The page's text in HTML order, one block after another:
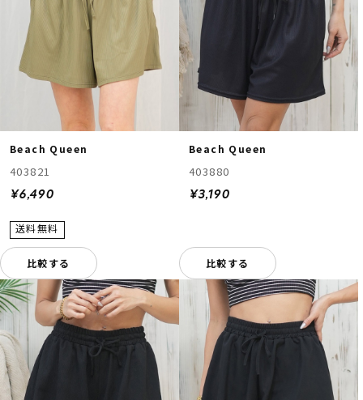
Beach Queen
403821
¥6,490
比較する
Beach Queen
403880
¥3,190
比較する